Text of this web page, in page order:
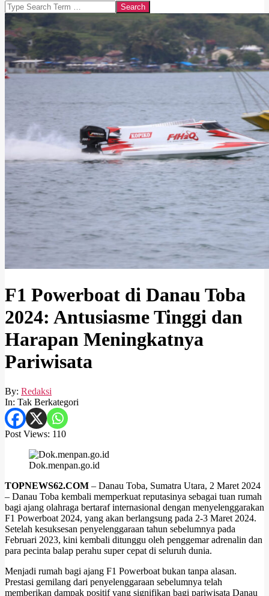
Search
F1 Powerboat di Danau Toba
2024: Antusiasme Tinggi dan
Harapan Meningkatnya
Pariwisata
By: Redaksi
In: Tak Berkategori
Post Views: 110
Dok.menpan.go.id
TOPNEWS62.COM – Danau Toba, Sumatra Utara, 2 Maret 2024
– Danau Toba kembali memperkuat reputasinya sebagai tuan rumah
bagi ajang olahraga bertaraf internasional dengan menyelenggarakan
F1 Powerboat 2024, yang akan berlangsung pada 2-3 Maret 2024.
Setelah kesuksesan penyelenggaraan tahun sebelumnya pada
Februari 2023, kini kembali ditunggu oleh penggemar adrenalin dan
para pecinta balap perahu super cepat di seluruh dunia.
Menjadi rumah bagi ajang F1 Powerboat bukan tanpa alasan.
Prestasi gemilang dari penyelenggaraan sebelumnya telah
memberikan dampak positif yang signifikan bagi pariwisata Danau